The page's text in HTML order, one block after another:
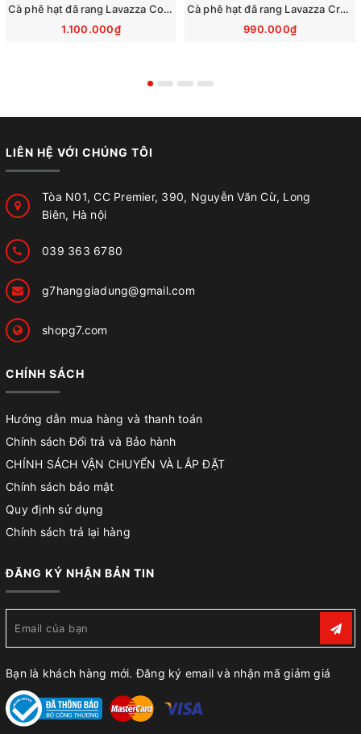
Cà phê hạt đã rang Lavazza Coffee Espresso Super Crema 1000g Date 12-2027
1.100.000₫
Cà phê hạt đã rang Lavazza Crema e Aroma 1000g Date 30-1-2028
990.000₫
LIÊN HỆ VỚI CHÚNG TÔI
Tòa N01, CC Premier, 390, Nguyễn Văn Cừ, Long
Biên, Hà nội
039 363 6780
g7hanggiadung@gmail.com
shopg7.com
CHÍNH SÁCH
Hướng dẫn mua hàng và thanh toán
Chính sách Đổi trả và Bảo hành
CHÍNH SÁCH VẬN CHUYỂN VÀ LẮP ĐẶT
Chính sách bảo mật
Quy định sử dụng
Chính sách trả lại hàng
ĐĂNG KÝ NHẬN BẢN TIN
Bạn là khách hàng mới. Đăng ký email và nhận mã giảm giá